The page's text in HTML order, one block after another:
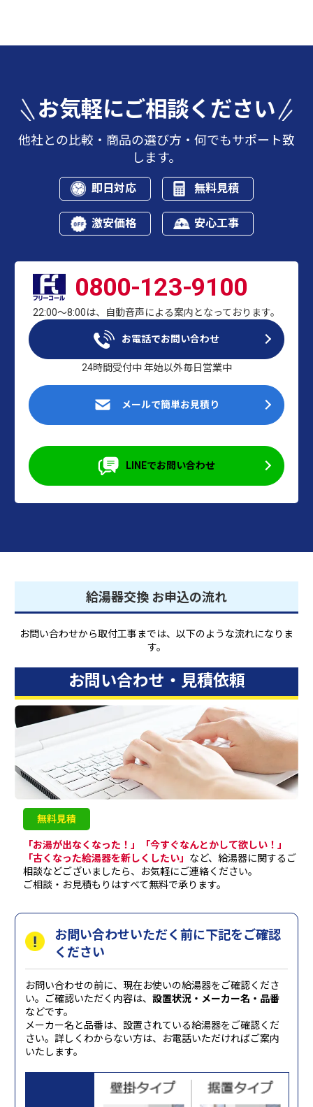
お気軽にご相談ください
他社との比較・商品の選び方・何でもサポート致
します。
即日対応 無料見積
激安価格 安心工事
0800-123-9100
22:00～8:00は、自動音声による案内となっております。
お電話でお問い合わせ
24時間受付中 年始以外毎日営業中
メールで簡単お見積り
LINEでお問い合わせ
給湯器交換 お申込の流れ
お問い合わせから取付工事までは、以下のような流れになりま
す。
お問い合わせ・見積依頼
無料見積
「お湯が出なくなった！」「今すぐなんとかして欲しい！」
「古くなった給湯器を新しくしたい」 など、給湯器に関するご
相談などございましたら、お気軽にご連絡ください。
ご相談・お見積もりはすべて無料で承ります。
お問い合わせいただく前に下記をご確認
ください
お問い合わせの前に、現在お使いの給湯器をご確認くださ
い。ご確認いただく内容は、設置状況・メーカー名・品番
などです。
メーカー名と品番は、設置されている給湯器をご確認くだ
さい。詳しくわからない方は、お電話いただければご案内
いたします。